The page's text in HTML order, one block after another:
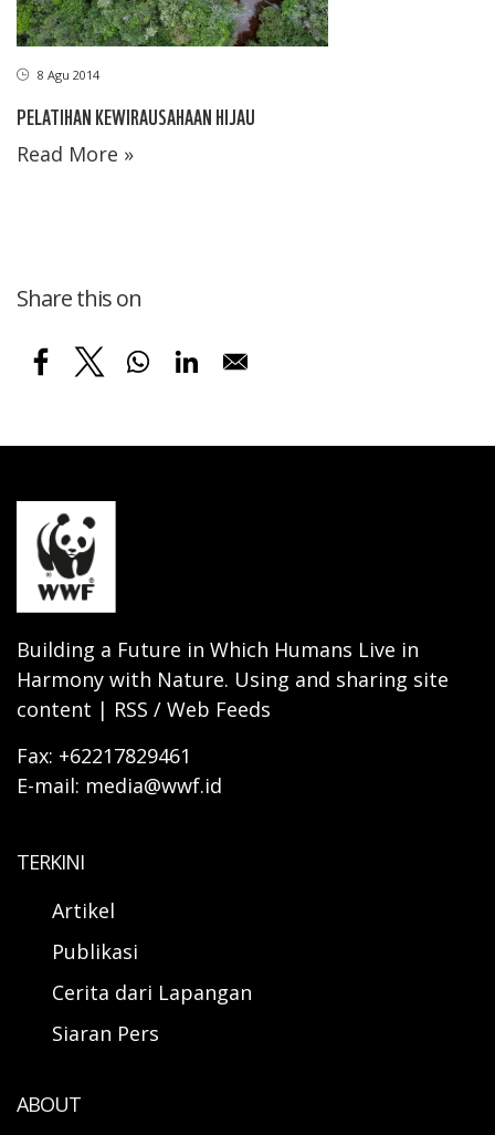
8 Agu 2014
PELATIHAN KEWIRAUSAHAAN HIJAU
Read More »
Share this on
Building a Future in Which Humans Live in
Harmony with Nature. Using and sharing site
content | RSS / Web Feeds
Fax: +62217829461
E-mail: media@wwf.id
TERKINI
Artikel
Publikasi
Cerita dari Lapangan
Siaran Pers
ABOUT